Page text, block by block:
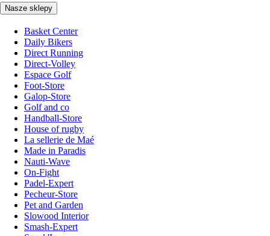
Nasze sklepy
Basket Center
Daily Bikers
Direct Running
Direct-Volley
Espace Golf
Foot-Store
Galop-Store
Golf and co
Handball-Store
House of rugby
La sellerie de Maé
Made in Paradis
Nauti-Wave
On-Fight
Padel-Expert
Pecheur-Store
Pet and Garden
Slowood Interior
Smash-Expert